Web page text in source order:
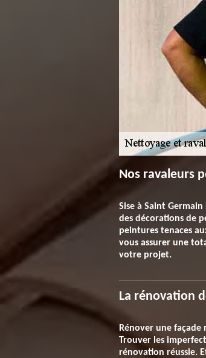
Nos ravaleurs
Sise à Saint
des décorations de
peintures tenaces
vous assurer une
votre projet.
La rénovation
Rénover une
Trouver les
rénovation réussie.